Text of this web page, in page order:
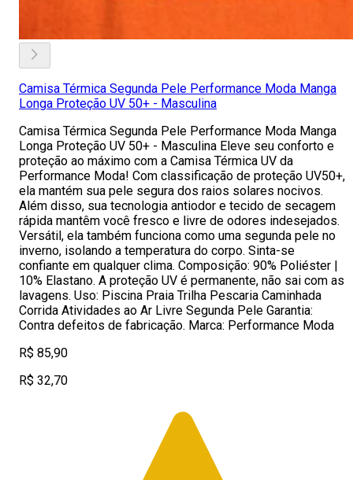
Camisa Térmica Segunda Pele Performance Moda Manga
Longa Proteção UV 50+ - Masculina
Camisa Térmica Segunda Pele Performance Moda Manga
Longa Proteção UV 50+ - Masculina Eleve seu conforto e
proteção ao máximo com a Camisa Térmica UV da
Performance Moda! Com classificação de proteção UV50+,
ela mantém sua pele segura dos raios solares nocivos.
Além disso, sua tecnologia antiodor e tecido de secagem
rápida mantêm você fresco e livre de odores indesejados.
Versátil, ela também funciona como uma segunda pele no
inverno, isolando a temperatura do corpo. Sinta-se
confiante em qualquer clima. Composição: 90% Poliéster |
10% Elastano. A proteção UV é permanente, não sai com as
lavagens. Uso: Piscina Praia Trilha Pescaria Caminhada
Corrida Atividades ao Ar Livre Segunda Pele Garantia:
Contra defeitos de fabricação. Marca: Performance Moda
R$ 85,90
R$ 32,70